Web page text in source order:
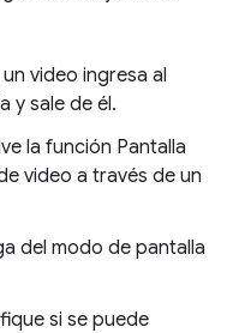
video ingresa al
y sale de él.
la función Pantalla
video a través de un
del modo de pantalla
si se puede